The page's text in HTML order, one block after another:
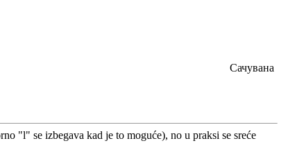
Сачувана
"l" se izbegava kad je to moguće), no u praksi se sreće